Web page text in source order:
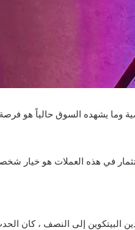
وما يشهده السوق حالياً هو
في هذه العملات هو خيار
تعدين البيتكوين إلى النصف